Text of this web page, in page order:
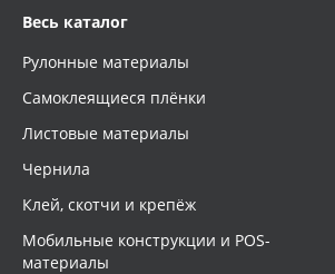
Весь каталог
Рулонные материалы
Самоклеящиеся плёнки
Листовые материалы
Чернила
Клей, скотчи и крепёж
Мобильные конструкции и POS-
материалы